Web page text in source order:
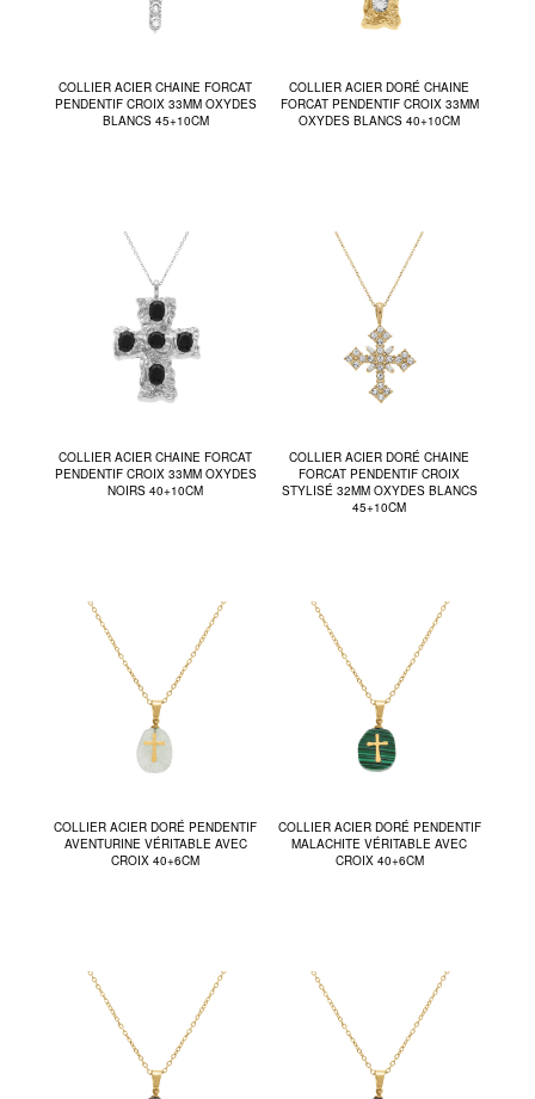
COLLIER ACIER CHAINE FORCAT
PENDENTIF CROIX 33MM OXYDES
BLANCS 45+10CM
COLLIER ACIER DORÉ CHAINE
FORCAT PENDENTIF CROIX 33MM
OXYDES BLANCS 40+10CM
COLLIER ACIER CHAINE FORCAT
PENDENTIF CROIX 33MM OXYDES
NOIRS 40+10CM
COLLIER ACIER DORÉ CHAINE
FORCAT PENDENTIF CROIX
STYLISÉ 32MM OXYDES BLANCS
45+10CM
COLLIER ACIER DORÉ PENDENTIF
AVENTURINE VÉRITABLE AVEC
CROIX 40+6CM
COLLIER ACIER DORÉ PENDENTIF
MALACHITE VÉRITABLE AVEC
CROIX 40+6CM